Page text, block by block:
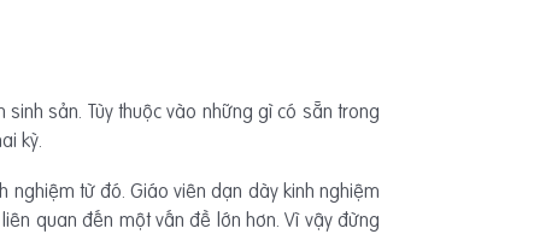
sản. Tùy thuộc vào những gì có sẵn trong
kỳ.
nghiệm từ đó. Giáo viên dạn dày kinh nghiệm
quan đến một vấn đề lớn hơn. Vì vậy đừng